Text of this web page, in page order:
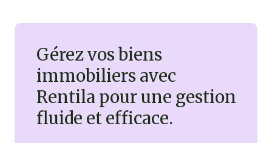
Gérez vos biens
immobiliers avec
Rentila pour une gestion
fluide et efficace.